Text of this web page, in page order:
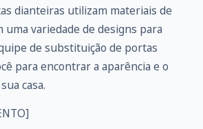
dianteiras utilizam materiais de
uma variedade de designs para
de substituição de portas
para encontrar a aparência e o
casa.